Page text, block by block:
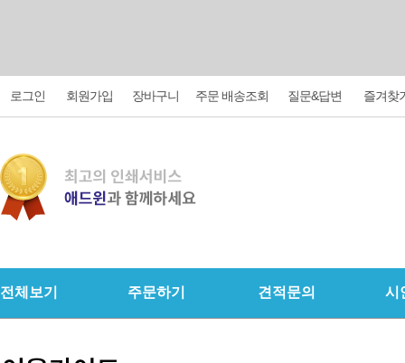
로그인 회원가입 장바구니 주문 배송조회 질문&답변 즐겨찾
전체보기 주문하기 견적문의 시